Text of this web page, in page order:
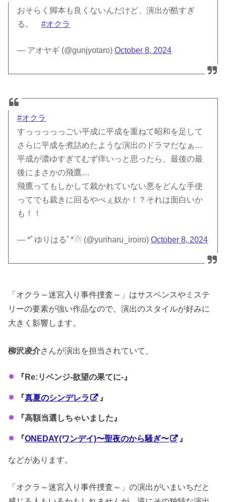
おそらく脚本も良くないんだけど、演出が酷すぎ
る。#オクラ
— アオヤギ (@gunjyotaro)October 8, 2024
#オクラ
すっっっっっごい平成に平成を重ねて昭和を足して
さらに平成を煮詰めたような演出のドラマだなぁ…
平成が濃ゆすぎてむず痒いっと思ったら、最後の最
後にまさかの飛鷹…
飛鷹ってもしかして裁かれていない悪をどんな手使
ってでも裁きに回るやべぇ奴か！？それは面白いか
も！！
— *ﾟゆりはるﾟ*☃ (@yuriharu_iroiro)October 8, 2024
「オクラ～迷宮入り事件捜査～」はサスペンスやミステ
リーの要素が強い作品なので、演出のスタイルが好みに
大きく影響します。
柳沢凌介さんが演出を担当されていて、
『Re:リベンジ-欲望の果てに-』
『真夏のシンデレラ 』
『高額当選しちゃいました』
『ONEDAY(ワンデイ)〜聖夜のから騒ぎ〜 』
などがあります。
「オクラ～迷宮入り事件捜査～」の演出がいまいちだと